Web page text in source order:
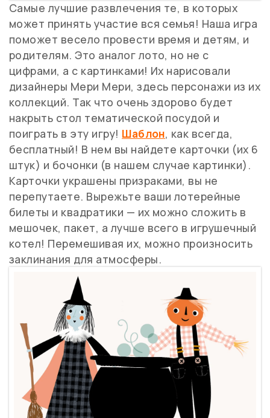
Самые лучшие развлечения те, в которых
может принять участие вся семья! Наша игра
поможет весело провести время и детям, и
родителям. Это аналог лото, но не с
цифрами, а с картинками! Их нарисовали
дизайнеры Мери Мери, здесь персонажи из их
коллекций. Так что очень здорово будет
накрыть стол тематической посудой и
поиграть в эту игру! Шаблон, как всегда,
бесплатный! В нем вы найдете карточки (их 6
штук) и бочонки (в нашем случае картинки).
Карточки украшены призраками, вы не
перепутаете. Вырежьте ваши лотерейные
билеты и квадратики — их можно сложить в
мешочек, пакет, а лучше всего в игрушечный
котел! Перемешивая их, можно произносить
заклинания для атмосферы.